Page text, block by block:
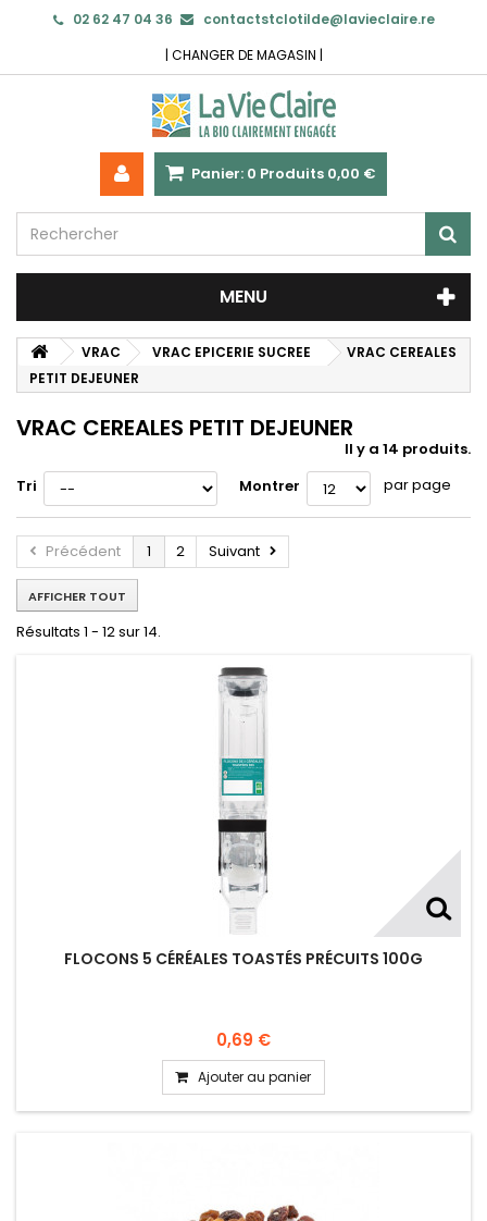
02 62 47 04 36
contactstclotilde@lavieclaire.re
| CHANGER DE MAGASIN |
Panier: 0 Produits 0,00 €
MENU
VRAC VRAC EPICERIE SUCREE
VRAC CEREALES
PETIT DEJEUNER
VRAC CEREALES PETIT DEJEUNER
Il y a 14 produits.
Tri
Montrer par page
Précédent 1 2 Suivant
AFFICHER TOUT
Résultats 1 - 12 sur 14.
FLOCONS 5 CÉRÉALES TOASTÉS PRÉCUITS 100G
0,69 €
Ajouter au panier